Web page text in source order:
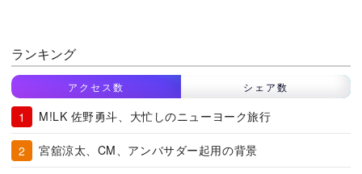
ランキング
アクセス数 シェア数
M!LK 佐野勇斗、大忙しのニューヨーク旅行
宮舘涼太、CM、アンバサダー起用の背景